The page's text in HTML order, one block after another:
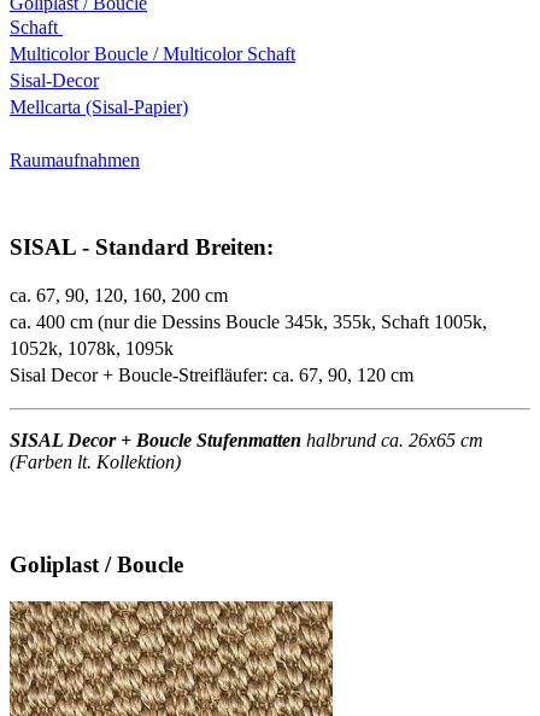
Schaft
Multicolor Boucle / Multicolor Schaft
Sisal-Decor
Mellcarta (Sisal-Papier)
Raumaufnahmen
SISAL - Standard Breiten:
ca. 67, 90, 120, 160, 200 cm
ca. 400 cm (nur die Dessins Boucle 345k, 355k, Schaft 1005k,
1052k, 1078k, 1095k
Sisal Decor + Boucle-Streifläufer: ca. 67, 90, 120 cm
SISAL Decor + Boucle Stufenmatten halbrund ca. 26x65 cm
(Farben lt. Kollektion)
Goliplast / Boucle